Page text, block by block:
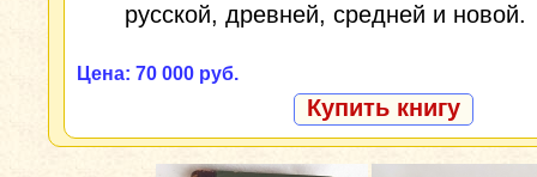
русской, древней, средней и новой.
Цена: 70 000 руб.
Купить книгу